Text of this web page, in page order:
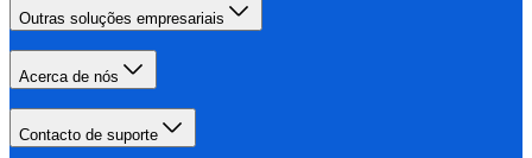
Outras soluções empresariais
Acerca de nós
Contacto de suporte